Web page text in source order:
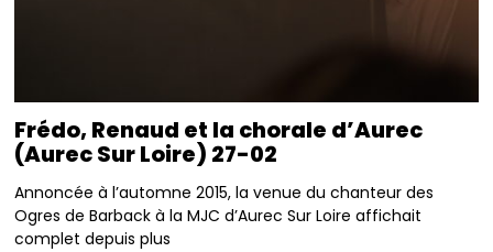
Frédo, Renaud et la chorale d’Aurec
(Aurec Sur Loire) 27-02
Annoncée à l’automne 2015, la venue du chanteur des
Ogres de Barback à la MJC d’Aurec Sur Loire affichait
complet depuis plus